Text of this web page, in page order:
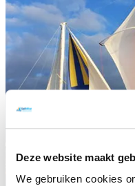
Deze website maakt
We gebruiken cookies